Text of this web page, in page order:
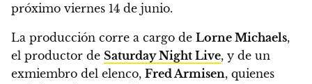
próximo viernes 14 de junio.
La producción corre a cargo de Lorne Michaels,
el productor de Saturday Night Live, y de un
exmiembro del elenco, Fred Armisen, quienes